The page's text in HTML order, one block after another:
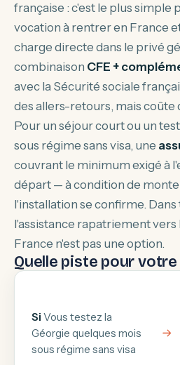
française : c'est le plus simple
vocation à rentrer en France
charge directe dans le privé
combinaison CFE +
avec la Sécurité sociale
des allers-retours, mais coûte
Pour un séjour court ou un
sous régime sans visa, une
couvrant le minimum exigé à
départ — à condition de
l'installation se confirme. Dans
l'assistance rapatriement vers
France n'est pas une option.
Quelle piste pour
Si Vous testez la
Géorgie quelques mois
sous régime sans visa